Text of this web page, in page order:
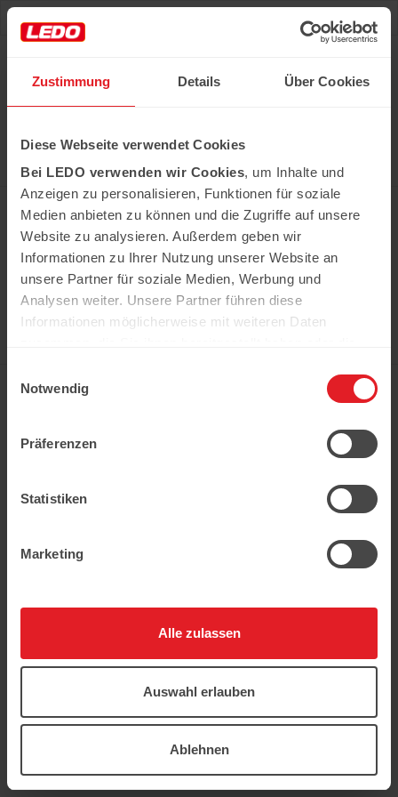
Zustimmung Details Über Cookies
Diese Webseite verwendet Cookies
Bei LEDO verwenden wir Cookies, um Inhalte und
Anzeigen zu personalisieren, Funktionen für soziale
Medien anbieten zu können und die Zugriffe auf unsere
Website zu analysieren. Außerdem geben wir
Informationen zu Ihrer Nutzung unserer Website an
unsere Partner für soziale Medien, Werbung und
Analysen weiter. Unsere Partner führen diese
Informationen möglicherweise mit weiteren Daten
haben.
Notwendig
Präferenzen
Statistiken
Marketing
Alle zulassen
Auswahl erlauben
Ablehnen
Alle notwendigen Produkte können Sie im Netzwerk
unserer Supermärkte Ledo kaufen
Erfahren Sie mehr
In der Kühweid 2a D-76661 Philippsburg-
Huttenheim
ledo.informiert@ledo-markt.de
der gesamte Inhalt sind urheberrechtlich
geschützt.